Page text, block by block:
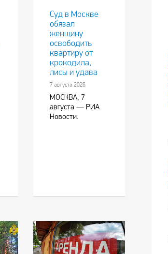
Суд в Москве
обязал
женщину
освободить
квартиру от
крокодила,
лисы и удава
7 августа 2026
МОСКВА, 7
августа — РИА
Новости.